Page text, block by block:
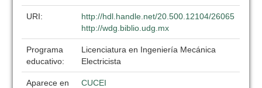
URI:
http://hdl.handle.net/20.500.12104/26065
http://wdg.biblio.udg.mx
Programa
educativo:
Licenciatura en Ingeniería Mecánica
Electricista
Aparece en
CUCEI